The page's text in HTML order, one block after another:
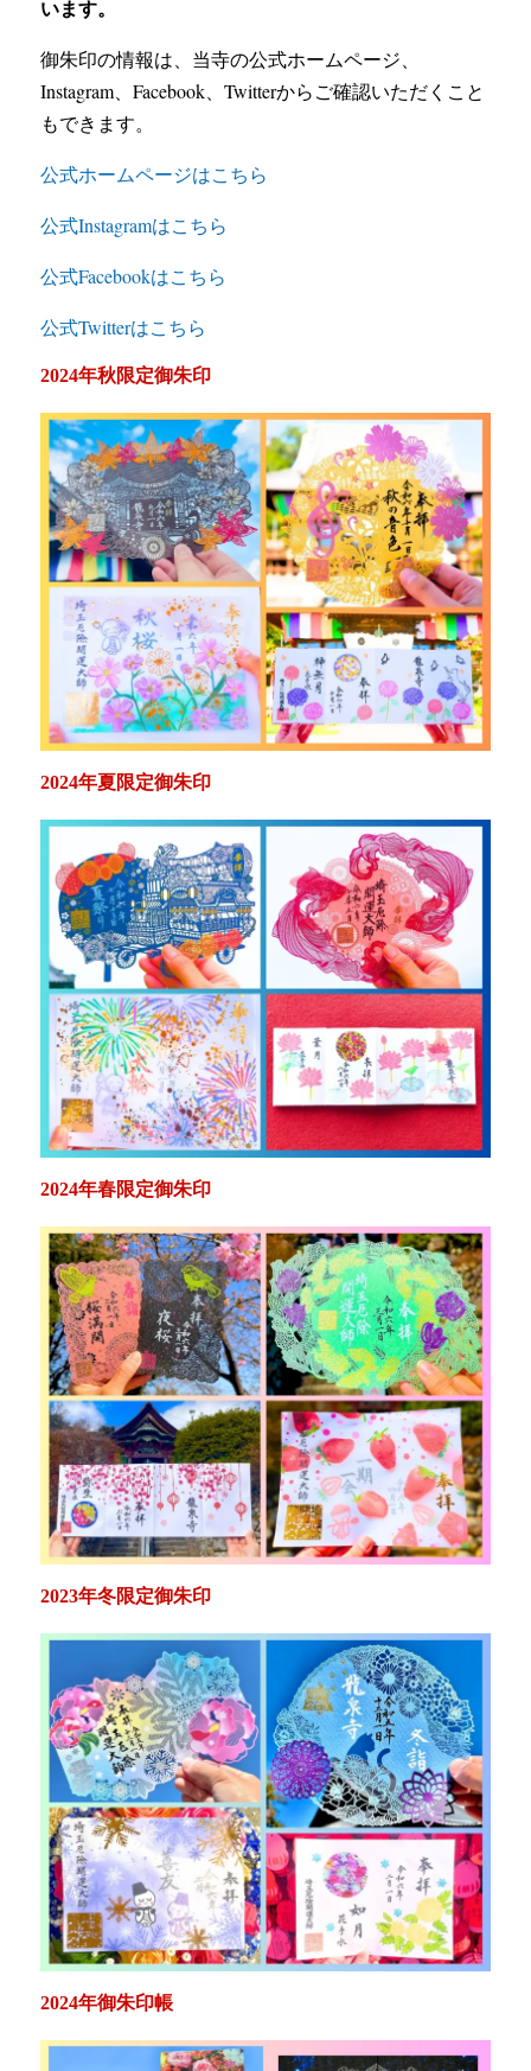
います。
御朱印の情報は、当寺の公式ホームページ、
Instagram、Facebook、Twitterからご確認いただくこと
もできます。
公式ホームページはこちら
公式Instagramはこちら
公式Facebookはこちら
公式Twitterはこちら
2024年秋限定御朱印
2024年夏限定御朱印
2024年春限定御朱印
2023年冬限定御朱印
2024年御朱印帳